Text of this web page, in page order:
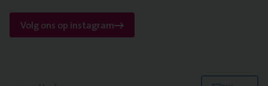
Volg ons op instagram